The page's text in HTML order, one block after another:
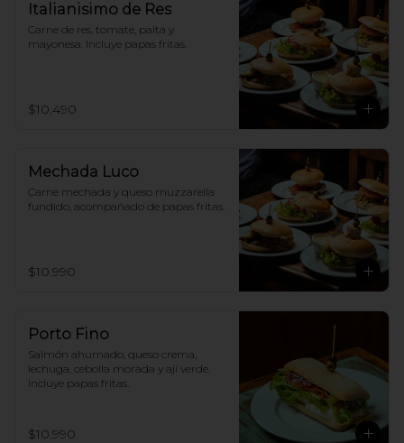
Italianisimo de Res
Carne de res, tomate, palta y
mayonesa. Incluye papas fritas.
$10.490
Mechada Luco
Carne mechada y queso muzzarella
fundido, acompañado de papas fritas.
$10.990
Porto Fino
Salmón ahumado, queso crema,
lechuga, cebolla morada y ají verde.
Incluye papas fritas.
$10.990